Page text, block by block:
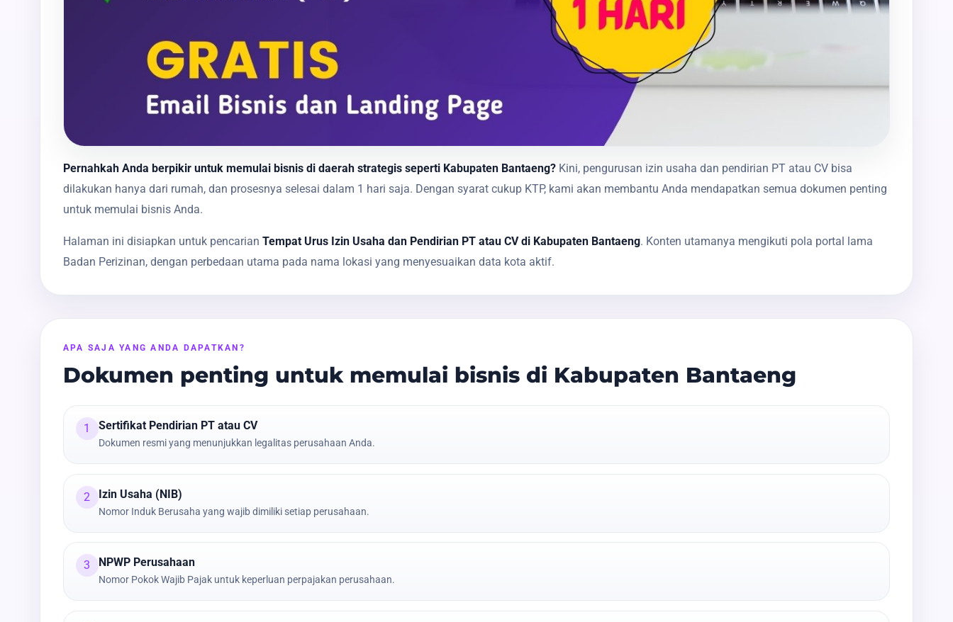
Pernahkah Anda berpikir untuk memulai bisnis di daerah strategis seperti Kabupaten Bantaeng? Kini, pengurusan izin usaha dan pendirian PT atau CV bisa
dilakukan hanya dari rumah, dan prosesnya selesai dalam 1 hari saja. Dengan syarat cukup KTP, kami akan membantu Anda mendapatkan semua dokumen penting
untuk memulai bisnis Anda.
Halaman ini disiapkan untuk pencarian Tempat Urus Izin Usaha dan Pendirian PT atau CV di Kabupaten Bantaeng. Konten utamanya mengikuti pola portal lama
Badan Perizinan, dengan perbedaan utama pada nama lokasi yang menyesuaikan data kota aktif.
APA SAJA YANG ANDA DAPATKAN?
Dokumen penting untuk memulai bisnis di Kabupaten Bantaeng
1 Sertifikat Pendirian PT atau CV
Dokumen resmi yang menunjukkan legalitas perusahaan Anda.
2 Izin Usaha (NIB)
Nomor Induk Berusaha yang wajib dimiliki setiap perusahaan.
3 NPWP Perusahaan
Nomor Pokok Wajib Pajak untuk keperluan perpajakan perusahaan.